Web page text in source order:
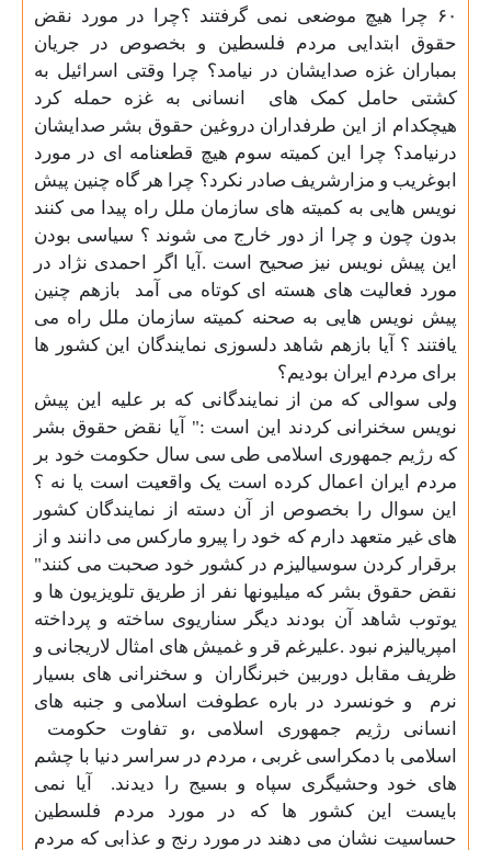
۶۰ چرا هیچ موضعی نمی گرفتند ؟چرا در مورد نقض
حقوق ابتدایی مردم فلسطین و بخصوص در جریان
بمباران غزه صدایشان در نیامد؟ چرا وقتی اسرائیل به
کشتی حامل کمک های
انسانی به غزه حمله کرد
هیچکدام از این طرفداران دروغین حقوق بشر صدایشان
درنیامد؟ چرا این کمیته سوم هیچ قطعنامه ای در مورد
ابوغریب و مزارشریف صادر نکرد؟ چرا هر گاه چنین پیش
نویس هایی به کمیته های سازمان ملل راه پیدا می کنند
بدون چون و چرا از دور خارج می شوند ؟ سیاسی بودن
این پیش نویس نیز صحیح است .آیا اگر احمدی نژاد در
مورد فعالیت های هسته ای کوتاه می آمد
بازهم چنین
پیش نویس هایی به صحنه کمیته سازمان ملل راه می
یافتند ؟ آیا بازهم شاهد دلسوزی نمایندگان این کشور ها
برای مردم ایران بودیم؟
ولی سوالی که من از نمایندگانی که بر علیه این پیش
نویس سخنرانی کردند این است :" آیا نقض حقوق بشر
که رژیم جمهوری اسلامی طی سی سال حکومت خود بر
مردم ایران اعمال کرده است یک واقعیت است یا نه ؟
این سوال را بخصوص از آن دسته از نمایندگان کشور
های غیر متعهد دارم که خود را پیرو مارکس می دانند و از
برقرار کردن سوسیالیزم در کشور خود صحبت می کنند"
نقض حقوق بشر که میلیونها نفر از طریق تلویزیون ها و
یوتوب شاهد آن بودند دیگر سناریوی ساخته و پرداخته
امپریالیزم نبود .علیرغم قر و غمیش های امثال لاریجانی و
ظریف مقابل دوربین خبرنگاران
و سخنرانی های بسیار
نرم
و خونسرد در باره عطوفت اسلامی و جنبه های
انسانی رژیم جمهوری اسلامی ،و تفاوت حکومت
اسلامی با دمکراسی غربی ، مردم در سراسر دنیا با چشم
های خود وحشیگری سپاه و بسیج را دیدند.
آیا نمی
بایست این کشور ها که در مورد مردم فلسطین
حساسیت نشان می دهند در مورد رنج و عذابی که مردم